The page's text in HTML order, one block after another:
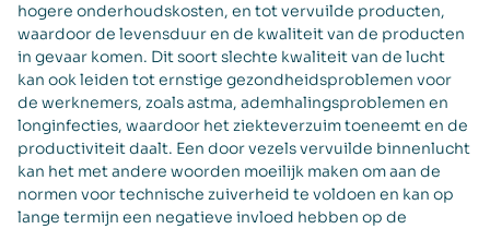
hogere onderhoudskosten, en tot vervuilde producten,
waardoor de levensduur en de kwaliteit van de producten
in gevaar komen. Dit soort slechte kwaliteit van de lucht
kan ook leiden tot ernstige gezondheidsproblemen voor
de werknemers, zoals astma, ademhalingsproblemen en
longinfecties, waardoor het ziekteverzuim toeneemt en de
productiviteit daalt. Een door vezels vervuilde binnenlucht
kan het met andere woorden moeilijk maken om aan de
normen voor technische zuiverheid te voldoen en kan op
lange termijn een negatieve invloed hebben op de